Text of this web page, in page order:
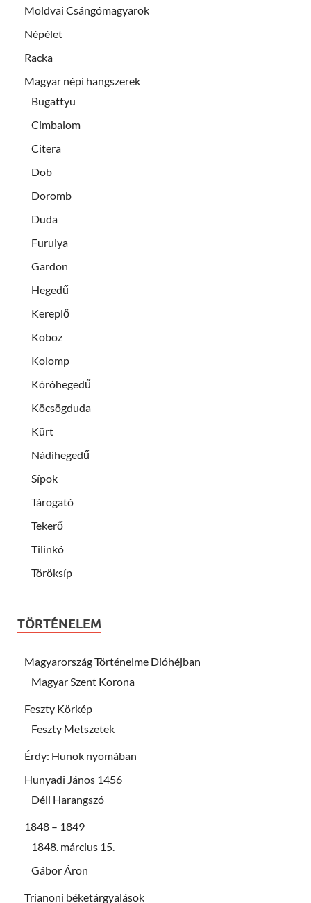
Moldvai Csángómagyarok
Népélet
Racka
Magyar népi hangszerek
Bugattyu
Cimbalom
Citera
Dob
Doromb
Duda
Furulya
Gardon
Hegedű
Kereplő
Koboz
Kolomp
Kóróhegedű
Köcsögduda
Kürt
Nádihegedű
Sípok
Tárogató
Tekerő
Tilinkó
Töröksíp
TÖRTÉNELEM
Magyarország Történelme Dióhéjban
Magyar Szent Korona
Feszty Körkép
Feszty Metszetek
Érdy: Hunok nyomában
Hunyadi János 1456
Déli Harangszó
1848 – 1849
1848. március 15.
Gábor Áron
Trianoni béketárgyalások